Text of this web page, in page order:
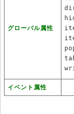
グローバル属性
イベント属性